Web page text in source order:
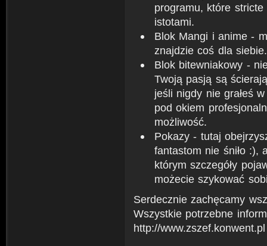
programu, które
istotami.
Blok Mangi i anime -
znajdzie coś dla siebie.
Blok bitewniakowy -
Twoją pasją są
jeśli nigdy nie grałeś
pod okiem
możliwość.
Pokazy - tutaj
fantastom nie śniło :),
którym szczegóły
możecie szykować
Serdecznie zachęcamy
Wszystkie potrzebne
http://www.zszef.konwent.pl